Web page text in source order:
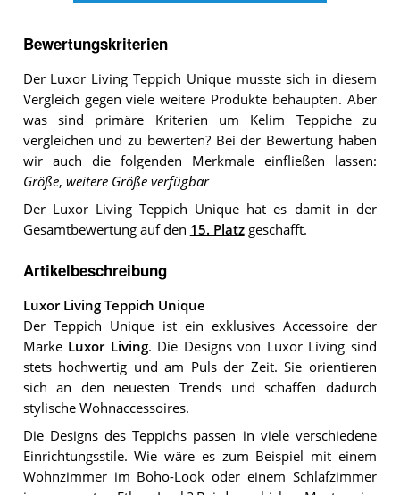
Bewertungskriterien
Der Luxor Living Teppich Unique musste sich in diesem
Vergleich gegen viele weitere Produkte behaupten. Aber
was sind primäre Kriterien um Kelim Teppiche zu
vergleichen und zu bewerten? Bei der Bewertung haben
wir auch die folgenden Merkmale einfließen lassen:
Größe, weitere Größe verfügbar
Der Luxor Living Teppich Unique hat es damit in der
Gesamtbewertung auf den 15. Platzgeschafft.
Artikelbeschreibung
Luxor Living Teppich Unique
Der Teppich Unique ist ein exklusives Accessoire der
Marke Luxor Living. Die Designs von Luxor Living sind
stets hochwertig und am Puls der Zeit. Sie orientieren
sich an den neuesten Trends und schaffen dadurch
stylische Wohnaccessoires.
Die Designs des Teppichs passen in viele verschiedene
Einrichtungsstile. Wie wäre es zum Beispiel mit einem
Wohnzimmer im Boho-Look oder einem Schlafzimmer